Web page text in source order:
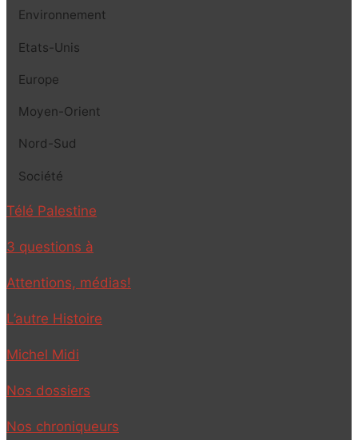
Environnement
Etats-Unis
Europe
Moyen-Orient
Nord-Sud
Société
Télé Palestine
3 questions à
Attentions, médias!
L’autre Histoire
Michel Midi
Nos dossiers
Nos chroniqueurs